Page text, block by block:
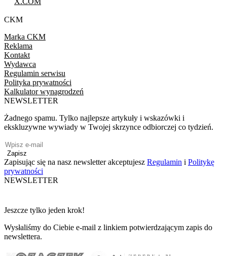
CKM
Marka CKM
Reklama
Kontakt
Wydawca
Regulamin serwisu
Polityka prywatności
Kalkulator wynagrodzeń
NEWSLETTER
Żadnego spamu. Tylko najlepsze artykuły i wskazówki i
ekskluzywne wywiady w Twojej skrzynce odbiorczej co tydzień.
Zapisz
Zapisując się na nasz newsletter akceptujesz Regulamin i Politykę
prywatności
NEWSLETTER
Jeszcze tylko jeden krok!
Wysłaliśmy do Ciebie e-mail z linkiem potwierdzającym zapis do
newslettera.